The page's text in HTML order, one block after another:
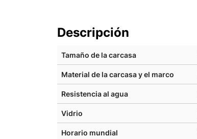
Descripción
Tamaño de la carcasa
Material de la carcasa y el marco
Resistencia al agua
Vidrio
Horario mundial